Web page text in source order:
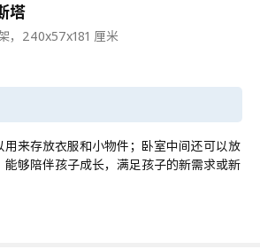
塔
，240x57x181 厘米
来存放衣服和小物件；卧室中间还可以放
能够陪伴孩子成长，满足孩子的新需求或新